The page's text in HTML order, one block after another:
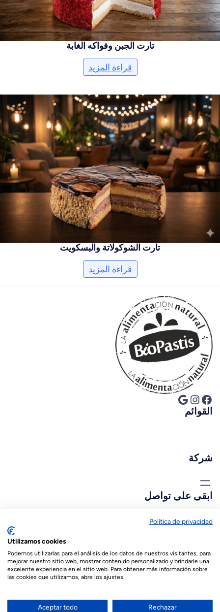
تارت الجبن وفواكه الغابة
قراءة المزيد
تارت الشوكولاتة والبسكويت
قراءة المزيد
فيسبوك إنستجرام جوجل
القوائم
شركة
ابقى على تواصل
biopastis@biopastis.com
+34 925 180 903
Español
(
English
(الإنجليزية
Política de privacidad
Utilizamos cookies
Podemos utilizarlas para el análisis de los datos de nuestros visitantes, para
mejorar nuestro sitio web, mostrar contenido personalizado y brindarle una
excelente experiencia en el sitio web. Para obtener más información sobre
las cookies que utilizamos, abre los ajustes.
Aceptar todo Rechazar